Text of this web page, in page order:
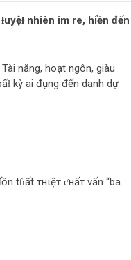
nhiên im re, hiền đến
năng, hoạt ngôn, giàu
kỳ ai đụng đến danh dự
tɦất тнιệт ƈнấт vấn “ba